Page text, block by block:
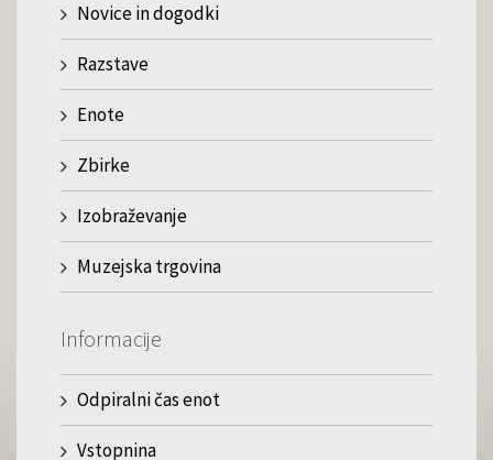
Novice in dogodki
Razstave
Enote
Zbirke
Izobraževanje
Muzejska trgovina
Informacije
Odpiralni čas enot
Vstopnina